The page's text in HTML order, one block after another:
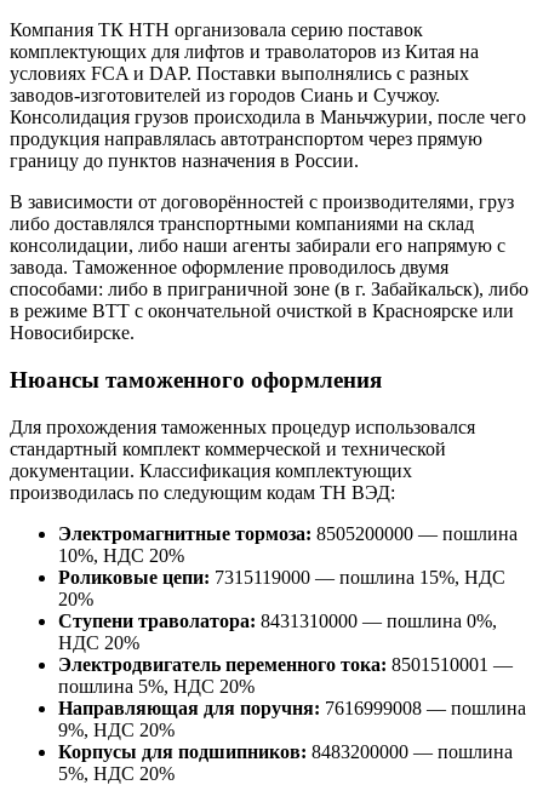
Компания ТК НТН организовала серию поставок
комплектующих для лифтов и траволаторов из Китая на
условиях FCA и DAP. Поставки выполнялись с разных
заводов-изготовителей из городов Сиань и Сучжоу.
Консолидация грузов происходила в Маньчжурии, после чего
продукция направлялась автотранспортом через прямую
границу до пунктов назначения в России.
В зависимости от договорённостей с производителями, груз
либо доставлялся транспортными компаниями на склад
консолидации, либо наши агенты забирали его напрямую с
завода. Таможенное оформление проводилось двумя
способами: либо в приграничной зоне (в г. Забайкальск), либо
в режиме ВТТ с окончательной очисткой в Красноярске или
Новосибирске.
Нюансы таможенного оформления
Для прохождения таможенных процедур использовался
стандартный комплект коммерческой и технической
документации. Классификация комплектующих
производилась по следующим кодам ТН ВЭД:
Электромагнитные тормоза: 8505200000 — пошлина
10%, НДС 20%
Роликовые цепи: 7315119000 — пошлина 15%, НДС
20%
Ступени траволатора: 8431310000 — пошлина 0%,
НДС 20%
Электродвигатель переменного тока: 8501510001 —
пошлина 5%, НДС 20%
Направляющая для поручня: 7616999008 — пошлина
9%, НДС 20%
Корпусы для подшипников: 8483200000 — пошлина
5%, НДС 20%